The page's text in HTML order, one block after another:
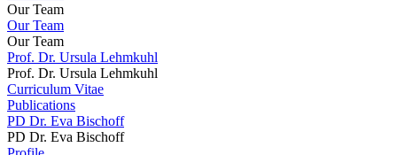
Our Team
Our Team
Our Team
Prof. Dr. Ursula Lehmkuhl
Prof. Dr. Ursula Lehmkuhl
Curriculum Vitae
Publications
PD Dr. Eva Bischoff
PD Dr. Eva Bischoff